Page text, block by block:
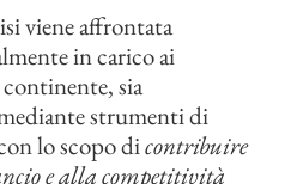
viene affrontata
in carico ai
sia
strumenti di
lo scopo dicontribuire
e alla competitività